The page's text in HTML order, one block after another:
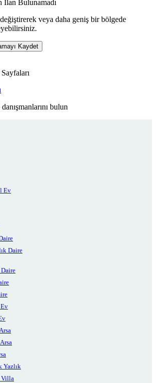
Bulunamadı
veya daha geniş bir bölgede
Kaydet
bulun
Ev
Daire
Daire
Yazlık
Villa